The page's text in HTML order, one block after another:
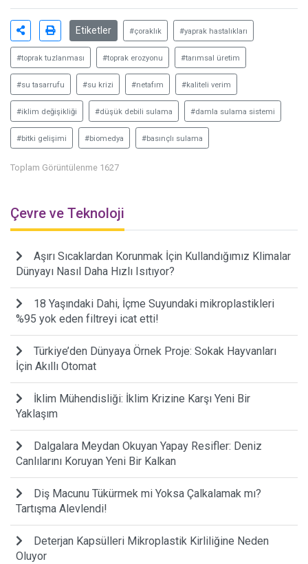
Etiketler #çoraklık #yaprak hastalıkları
#toprak tuzlanması #toprak erozyonu #tarımsal üretim
#su tasarrufu #su krizi #netafım #kaliteli verim
#iklim değişikliği #düşük debili sulama #damla sulama sistemi
#bitki gelişimi #biomedya #basınçlı sulama
Toplam Görüntülenme 1627
Çevre ve Teknoloji
Aşırı Sıcaklardan Korunmak İçin Kullandığımız Klimalar
Dünyayı Nasıl Daha Hızlı Isıtıyor?
18 Yaşındaki Dahi, İçme Suyundaki mikroplastikleri
%95 yok eden filtreyi icat etti!
Türkiye’den Dünyaya Örnek Proje: Sokak Hayvanları
İçin Akıllı Otomat
İklim Mühendisliği: İklim Krizine Karşı Yeni Bir
Yaklaşım
Dalgalara Meydan Okuyan Yapay Resifler: Deniz
Canlılarını Koruyan Yeni Bir Kalkan
Diş Macunu Tükürmek mi Yoksa Çalkalamak mı?
Tartışma Alevlendi!
Deterjan Kapsülleri Mikroplastik Kirliliğine Neden
Oluyor